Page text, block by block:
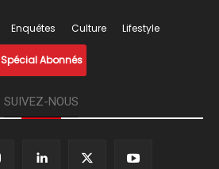
Enquêtes Culture Lifestyle
Spécial Abonnés
SUIVEZ-NOUS